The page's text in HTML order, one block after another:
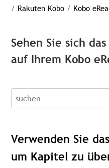
/ Rakuten Kobo / Kobo
Sehen Sie sich
auf Ihrem Kobo
recherche
Verwenden Sie
um Kapitel zu